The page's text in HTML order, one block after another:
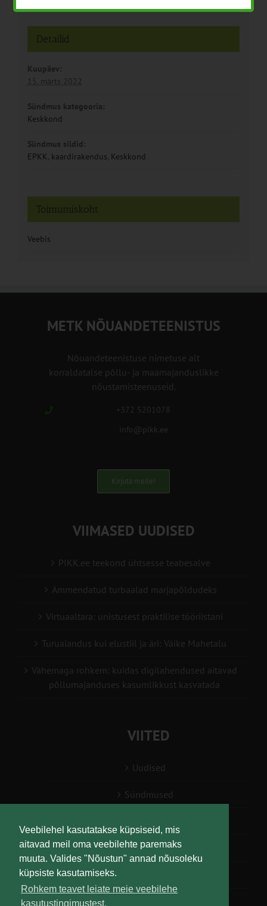
Veebilehel kasutatakse küpsiseid, mis
aitavad meil oma veebilehte paremaks
muuta. Valides "Nõustun" annad nõusoleku
küpsiste kasutamiseks.
Rohkem teavet leiate meie veebilehe
kasutustingimustest.
Detailid
Kuupäev:
15. märts 2022
Sündmus kategooria:
Keskkond
Sündmus sildid:
EPKK, kaardirakendus, Keskkond
Toimumiskoht
Veebis
METK NÕUANDETEENISTUS
Nõuandeteenistuse nimetuse alt
korraldatalse põllu- ja maamajanduslikke
nõustamisteenuseid.
+372 5201078
info@pikk.ee
Kirjuta meile!
VIIMASED UUDISED
PIKK.ee teekond ühtsesse teabesalve
Ammendatud turbaalad marjapõldudeks
Virtuaaltara: unistusest praktilise tööriistani
Turuaiandus kui elustiil ja äri: Väike Mahetalu
Vähemaga rohkem: kuidas digilahendused aitavad
põllumajanduses kasumlikkust kasvatada
VIITED
Uudised
Sündmused
Teabesalv
Liitu uudiskirjaga